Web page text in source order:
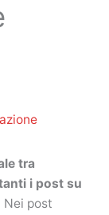
tra
i post su
Nei post